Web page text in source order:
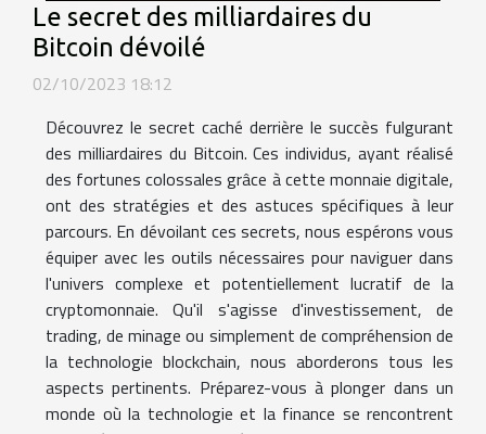
Le secret des milliardaires du
Bitcoin dévoilé
02/10/2023 18:12
Découvrez le secret caché derrière le succès fulgurant
des milliardaires du Bitcoin. Ces individus, ayant réalisé
des fortunes colossales grâce à cette monnaie digitale,
ont des stratégies et des astuces spécifiques à leur
parcours. En dévoilant ces secrets, nous espérons vous
équiper avec les outils nécessaires pour naviguer dans
l'univers complexe et potentiellement lucratif de la
cryptomonnaie. Qu'il s'agisse d'investissement, de
trading, de minage ou simplement de compréhension de
la technologie blockchain, nous aborderons tous les
aspects pertinents. Préparez-vous à plonger dans un
monde où la technologie et la finance se rencontrent